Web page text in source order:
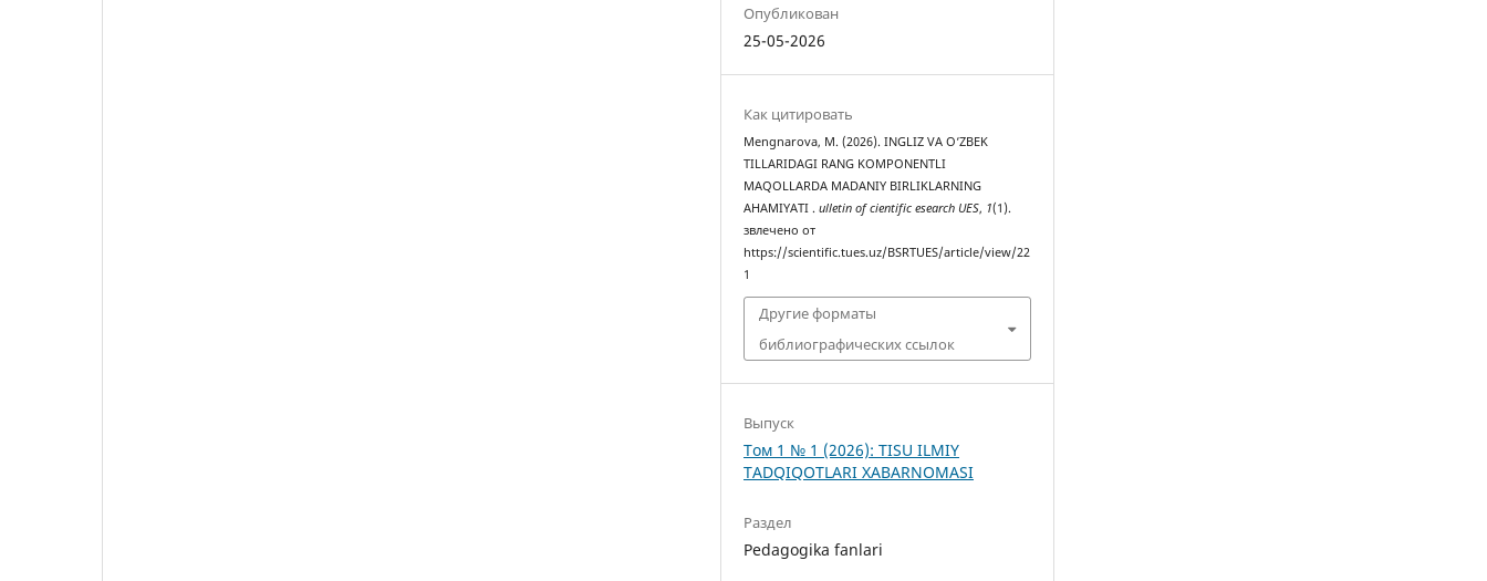
Опубликован
25-05-2026
Как цитировать
Mengnarova, M. (2026). INGLIZ VA O‘ZBEK
TILLARIDAGI RANG KOMPONENTLI
MAQOLLARDA MADANIY BIRLIKLARNING
AHAMIYATI .ulletin of cientific esearch UES, 1(1).
звлечено от
https://scientific.tues.uz/BSRTUES/article/view/22
1
Другие форматы
библиографических ссылок
Выпуск
Том 1 № 1 (2026): TISU ILMIY
TADQIQOTLARI XABARNOMASI
Раздел
Pedagogika fanlari